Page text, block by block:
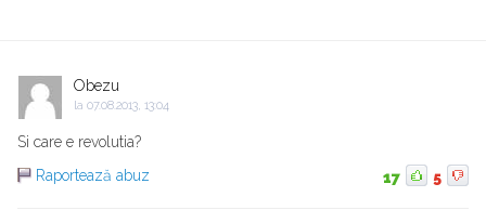
Obezu
la 07.08.2013, 13:04
Si care e revolutia?
Raportează abuz
17 5